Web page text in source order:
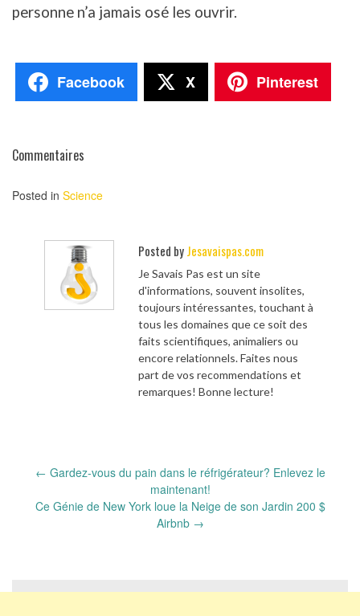
personne n’a jamais osé les ouvrir.
Facebook X Pinterest
Commentaires
Posted in Science
Posted byJesavaispas.com
Je Savais Pas est un site
d'informations, souvent insolites,
toujours intéressantes, touchant à
tous les domaines que ce soit des
faits scientifiques, animaliers ou
encore relationnels. Faites nous
part de vos recommendations et
remarques! Bonne lecture!
Post← Gardez-vous du pain dans le réfrigérateur? Enlevez le
maintenant!
Ce Génie de New York loue la Neige de son Jardin 200 $
Airbnb →